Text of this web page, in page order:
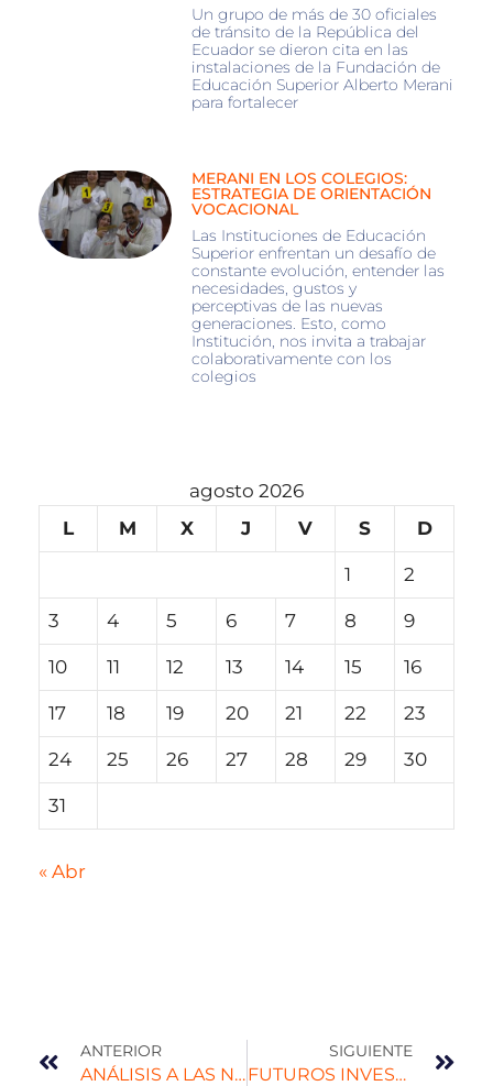
Un grupo de más de 30 oficiales
de tránsito de la República del
Ecuador se dieron cita en las
instalaciones de la Fundación de
Educación Superior Alberto Merani
para fortalecer
MERANI EN LOS COLEGIOS:
ESTRATEGIA DE ORIENTACIÓN
VOCACIONAL
Las Instituciones de Educación
Superior enfrentan un desafío de
constante evolución, entender las
necesidades, gustos y
perceptivas de las nuevas
generaciones. Esto, como
Institución, nos invita a trabajar
colaborativamente con los
colegios
agosto 2026
L
M X J V S D
1 2
3 4 5 6 7 8 9
10 11 12 13 14 15 16
17 18 19 20 21 22 23
24 25 26 27 28 29 30
31
« Abr
ANTERIOR
ANÁLISIS A LAS NOTICIAS PRESENTADAS POR LAS REVISTAS BBC Y SEMANA SOBRE EL CASO YULIANA SAMBONI
SIGUIENTE
FUTUROS INVESTIGADORES